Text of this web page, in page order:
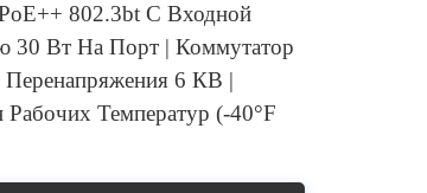
Español
Português
بالعربية
802.3bt С Входной
Вт На Порт | Коммутатор
6 КВ |
Температур (-40°F